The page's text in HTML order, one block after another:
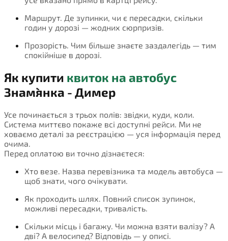
Маршрут. Де зупинки, чи є пересадки, скільки
годин у дорозі — жодних сюрпризів.
Прозорість. Чим більше знаєте заздалегідь — тим
спокійніше в дорозі.
Як купити квиток на автобус
Знам`янка - Димер
Усе починається з трьох полів: звідки, куди, коли.
Система миттєво покаже всі доступні рейси. Ми не
ховаємо деталі за реєстрацією — уся інформація перед
очима.
Перед оплатою ви точно дізнаєтеся:
Хто везе. Назва перевізника та модель автобуса —
щоб знати, чого очікувати.
Як проходить шлях. Повний список зупинок,
можливі пересадки, тривалість.
Скільки місць і багажу. Чи можна взяти валізу? А
дві? А велосипед? Відповідь — у описі.